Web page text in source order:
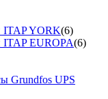
ITAP YORK(6)
EUROPA(6)
Grundfos UPS